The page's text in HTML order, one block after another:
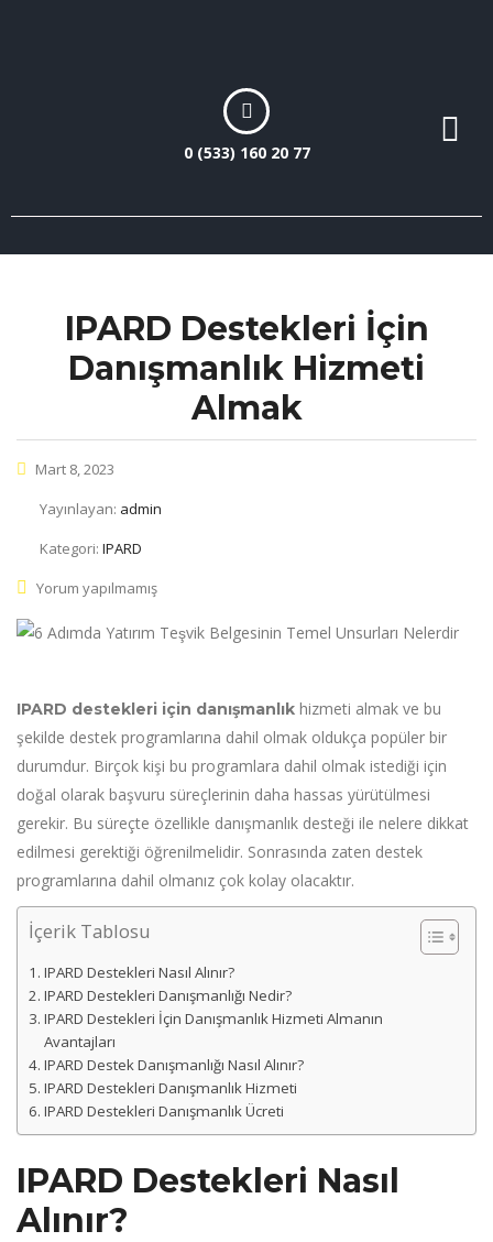
0 (533) 160 20 77
IPARD Destekleri İçin
Danışmanlık Hizmeti
Almak
Mart 8, 2023
Yayınlayan: admin
Kategori: IPARD
Yorum yapılmamış
IPARD destekleri için danışmanlık hizmeti almak ve bu
şekilde destek programlarına dahil olmak oldukça popüler bir
durumdur. Birçok kişi bu programlara dahil olmak istediği için
doğal olarak başvuru süreçlerinin daha hassas yürütülmesi
gerekir. Bu süreçte özellikle danışmanlık desteği ile nelere dikkat
edilmesi gerektiği öğrenilmelidir. Sonrasında zaten destek
programlarına dahil olmanız çok kolay olacaktır.
İçerik Tablosu
IPARD Destekleri Nasıl Alınır?
IPARD Destekleri Danışmanlığı Nedir?
IPARD Destekleri İçin Danışmanlık Hizmeti Almanın
Avantajları
IPARD Destek Danışmanlığı Nasıl Alınır?
IPARD Destekleri Danışmanlık Hizmeti
IPARD Destekleri Danışmanlık Ücreti
IPARD Destekleri Nasıl
Alınır?